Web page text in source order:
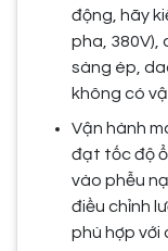
động, hãy
pha, 380V),
sàng ép,
không có
Vận hành
đạt tốc độ
vào phễu
điều chỉnh
phù hợp với